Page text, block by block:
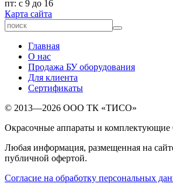
пт: с 9 до 16
Карта сайта
Главная
О нас
Продажа БУ оборудования
Для клиента
Сертификаты
© 2013—2026 ООО ТК «ТИСО»
Окрасочные аппараты и комплектующие
Любая информация, размещенная на
публичной офертой.
Согласие на обработку персональных